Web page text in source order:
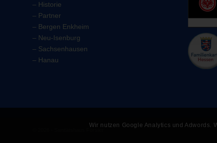
– Historie
– Partner
– Bergen Enkheim
– Neu-Isenburg
– Sachsenhausen
– Hanau
Wir nutzen Google Analytics und Adwords.